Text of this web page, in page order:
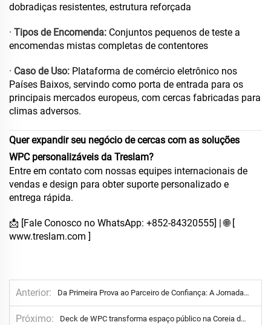
dobradiças resistentes, estrutura reforçada
· Tipos de Encomenda: Conjuntos pequenos de teste a
encomendas mistas completas de contentores
· Caso de Uso: Plataforma de comércio eletrônico nos
Países Baixos, servindo como porta de entrada para os
principais mercados europeus, com cercas fabricadas para
climas adversos.
Quer expandir seu negócio de cercas com as soluções
WPC personalizáveis da Treslam?
Entre em contato com nossas equipes internacionais de
vendas e design para obter suporte personalizado e
entrega rápida.
📩 [Fale Conosco no WhatsApp: +852-84320555] | 🌐 [
www.treslam.com ]
Anterior Da Primeira Prova ao Parceiro de Confiança: A Jornada da Treslam no Mercado dos EUA
Próximo Deck de WPC transforma espaço público na Coreia do Sul